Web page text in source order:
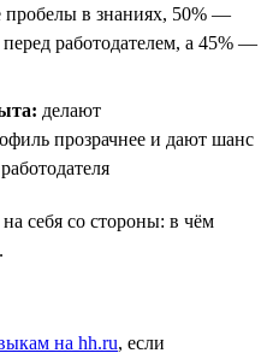
в знаниях, 50% —
работодателем, а 45% —
делают
прозрачнее и дают шанс
себя со стороны: в чём
на hh.ru, если